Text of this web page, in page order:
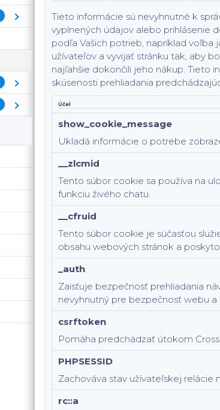
( ANTIKVARIÁT )
( AKČNÉ FIGÚRKY )
( DROBNOSTI / MERCHANDISE )
Tieto informácie sú nevyhnutné k
vyplnených údajov alebo prihlásenie
podľa Vašich potrieb, napríklad voľba
užívateľov a vyvijať stránku tak, aby
najľahšie dokončili jeho nákup. Tieto
skúsenosti prehliadania
Účel
show_cookie_message
Ukladá informácie o potrebe
__zlcmid
Tento súbor cookie sa používa na
funkciu živého chatu.
__cfruid
Tento súbor cookie je súčasťou
obsahu webových stránok a
_auth
Zaisťuje bezpečnosť prehliadania
nevyhnutný pre bezpečnosť webu a
csrftoken
Pomáha predchádzať útokom
PHPSESSID
Zachováva stav užívateľskej relácie
rc::a